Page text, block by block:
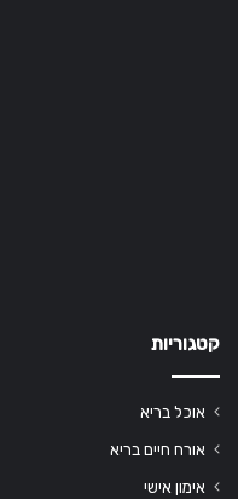
קטגוריות
אוכל בריא
אורח חיים בריא
אימון אישי